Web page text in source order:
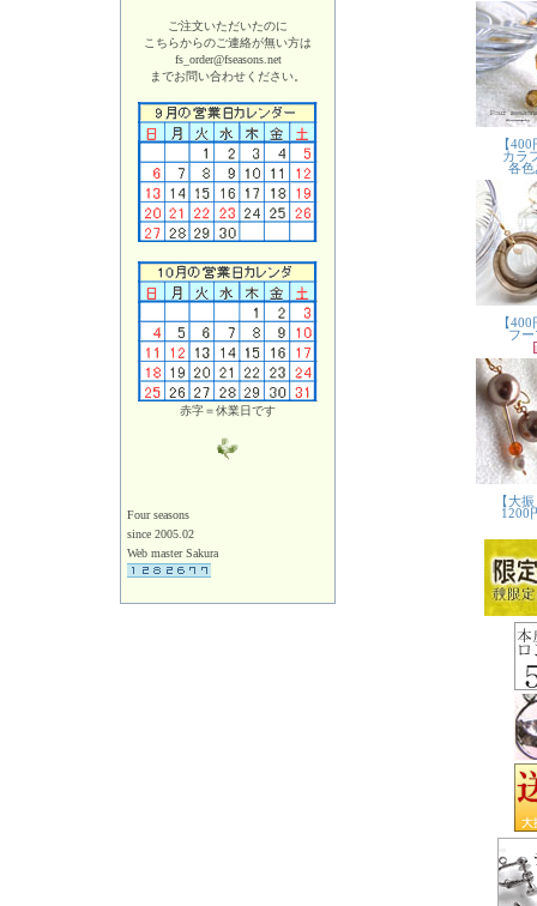
ご注文いただいたのに
こちらからのご連絡が無い方は
fs_order@fseasons.net
までお問い合わせください。
赤字＝休業日です
Four seasons
since 2005.02
Web master Sakura